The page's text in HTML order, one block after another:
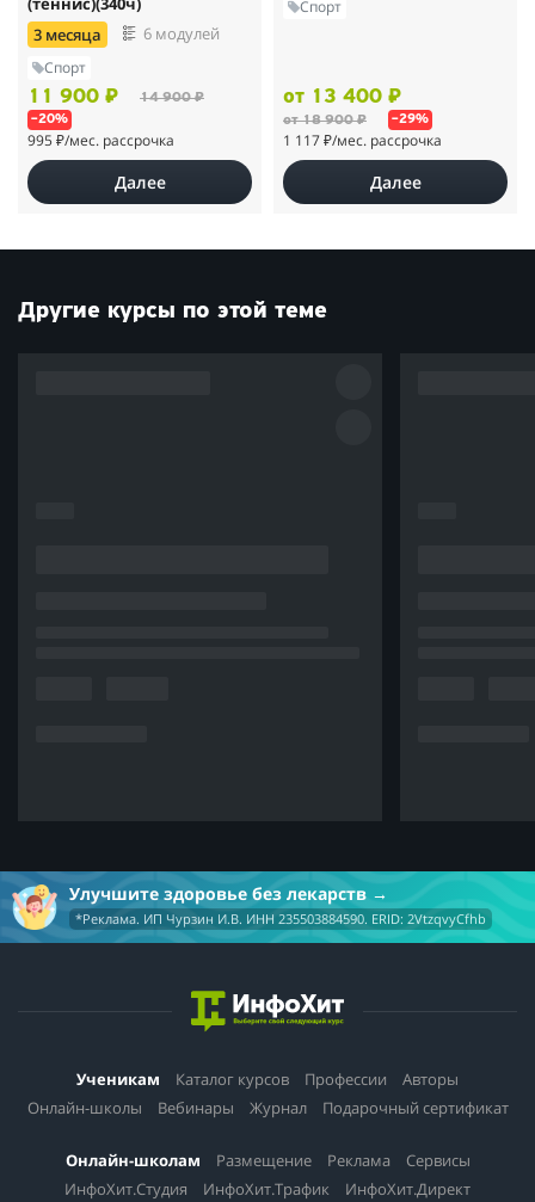
3 месяца
6 модулей
Спорт
11 900 ₽ 14 900 ₽
–20%
995 ₽/мес. рассрочка
Далее
Спорт
от 13 400 ₽
от 18 900 ₽ –29%
1 117 ₽/мес. рассрочка
Далее
Другие курсы по этой теме
Улучшите здоровье без лекарств
*Реклама. ИП Чурзин И.В. ИНН 235503884590. ERID: 2VtzqvyCfhb
Ученикам Каталог курсов Профессии
Авторы
Онлайн-школы
Вебинары Журнал Подарочный сертификат
Онлайн-школам Размещение Реклама
Сервисы
ИнфоХит.Студия
ИнфоХит.Трафик ИнфоХит.Директ